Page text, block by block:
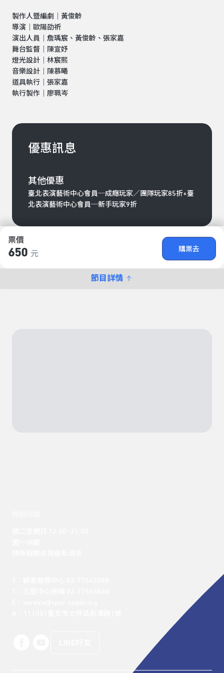
票價
650 元
購票去
節目詳情
製作人暨編劇｜黃俊齡
導演｜歐陽劭祈
演出人員｜詹瑀宸、黃俊齡、張家嘉
舞台監督｜陳宣妤
燈光設計｜林宸熙
音樂設計｜陳慕曦
道具執行｜張家嘉
執行製作｜廖珮岑
優惠訊息
其他優惠
臺北表演藝術中心會員─成癮玩家／團隊玩家85折+臺
北表演藝術中心會員─新手玩家9折